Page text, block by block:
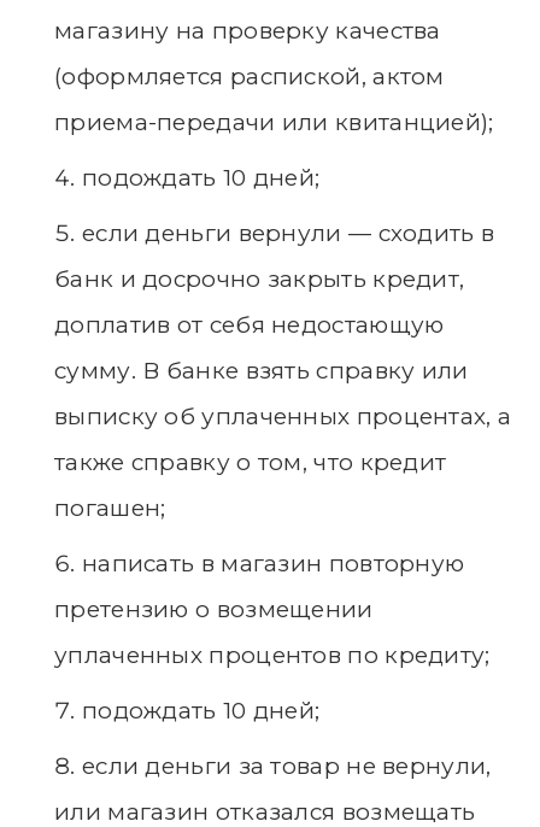
магазину на проверку качества
(оформляется распиской, актом
приема-передачи или квитанцией);
подождать 10 дней;
если деньги вернули — сходить в
банк и досрочно закрыть кредит,
доплатив от себя недостающую
сумму. В банке взять справку или
выписку об уплаченных процентах, а
также справку о том, что кредит
погашен;
написать в магазин повторную
претензию о возмещении
уплаченных процентов по кредиту;
подождать 10 дней;
если деньги за товар не вернули,
или магазин отказался возмещать